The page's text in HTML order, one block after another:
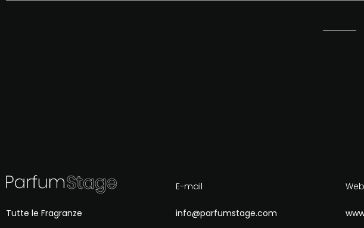
Tutte le Fragranze
E-mail
info@parfumstage.com
Web